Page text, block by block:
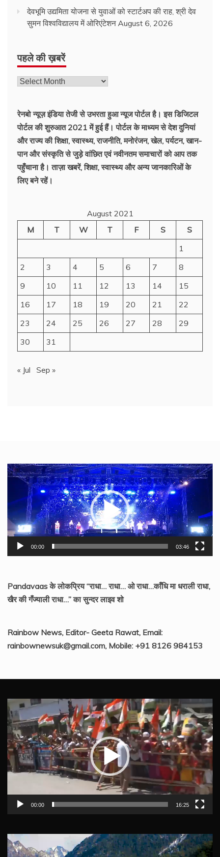
देवभूमि उद्यमिता योजना से युवाओं को स्टार्टअप की राह, श्री देव
सुमन विश्वविद्यालय में ओरिएंटेशन August 6, 2026
पहले की ख़बरें
रेनबो न्यूज़ इंडिया तेजी से उभरता हुआ न्‍यूज पोर्टल है। इस डिजिटल
पोर्टल की शुरुआत 2021 में हुई हैं। पोर्टल के माध्यम से देश दुनियां
और राज्य की शिक्षा, स्वास्थ्य, राजनीति, मनोरंजन, खेल, पर्यटन, खान-
पान और संस्कृति से जुड़े वांछित एवं नवीनतम समाचारों को आप तक
पहुँचाना है। ताज़ा खबरें, शिक्षा, स्वास्थ्य और अन्य जानकारिओं के
लिए बने रहें।
August 2021
M
T W T F S
S
1
2
3 4 5 6 7
8
9
10 11 12 13 14
15
16
17 18 19 20 21
22
23
24 25 26 27 28
29
30
31
« Jul Sep »
Video
Player
00:00 03:46
Pandavaas के लोकप्रिय “राधा… राधा… ओ राधा…काँधि मा धराली राधा,
खैर की गँज्याली राधा…” का सुन्दर लाइव शो
Rainbow News, Editor- Geeta Rawat, Email:
rainbownewsuk@gmail.com, Mobile: +91 8126 984153
Video
Player
00:00 16:25
Video
Player